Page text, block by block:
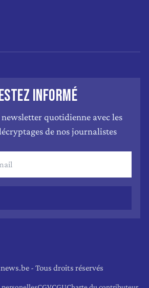
INFORMÉ
newsletter quotidienne avec les
de nos journalistes
- Tous droits réservés